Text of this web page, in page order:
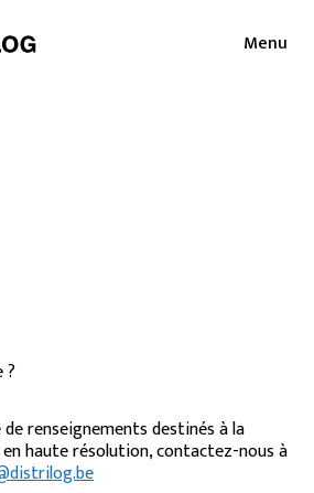
Menu
Distrilog
Contact
?
renseignements destinés à la
haute résolution, contactez-nous à